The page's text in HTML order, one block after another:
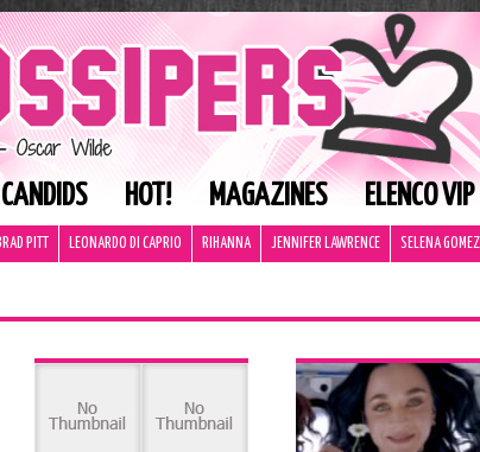
CANDIDS HOT! MAGAZINES ELENCO VIP
PITT LEONARDO DI CAPRIO RIHANNA JENNIFER LAWRENCE SELENA GOMEZ